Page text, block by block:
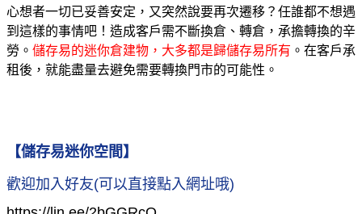
心想者一切已妥善安定，又突然說要再次遷移？任誰都不想遇
到這樣的事情吧！造成客戶需不斷換倉、轉倉，承擔轉換的辛
勞。 儲存易的迷你倉建物，大多都是歸儲存易所有 。在客戶承
租後，就能盡量去避免需要轉換門市的可能性。
【儲存易迷你空間】
歡迎加入好友(可以直接點入網址哦)